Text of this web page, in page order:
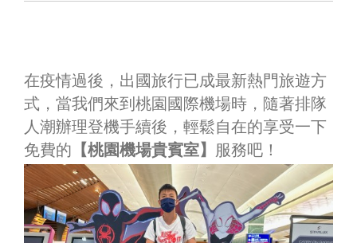
在疫情過後，出國旅行已成最新熱門旅遊方
式，當我們來到桃園國際機場時，隨著排隊
人潮辦理登機手續後，輕鬆自在的享受一下
免費的 【桃園機場貴賓室】 服務吧！